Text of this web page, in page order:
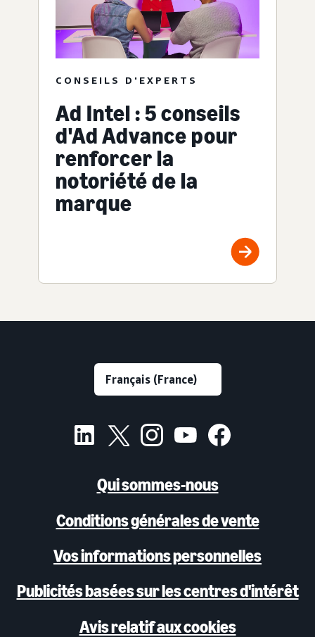
CONSEILS D'EXPERTS
Ad Intel : 5 conseils
d'Ad Advance pour
renforcer la
notoriété de la
marque
Qui sommes-nous
Conditions générales de vente
Vos informations personnelles
Publicités basées sur les centres d'intérêt
Avis relatif aux cookies